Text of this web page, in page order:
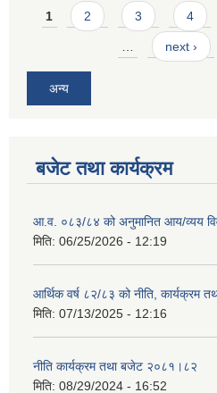
Pages
1 2 3 4
… next ›
अन्य
बजेट तथा कार्यक्रम
आ.व. ०८३/८४ को अनुमानित आय/व्यय
मिति: 06/25/2026 - 12:19
आर्थिक वर्ष ८२/८३ को नीति, कार्यक्रम
मिति: 07/13/2025 - 12:16
नीति कार्यक्रम तथा बजेट २०८१।८२
मिति: 08/29/2024 - 16:52